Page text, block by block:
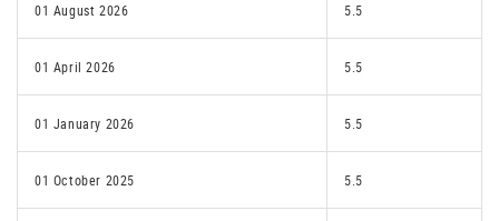
01 August 2026 5.5
01 April 2026 5.5
01 January 2026 5.5
01 October 2025 5.5